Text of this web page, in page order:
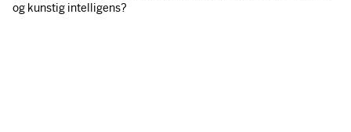
og kunstig intelligens?